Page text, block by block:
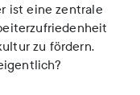
ist eine zentrale
zu fördern.